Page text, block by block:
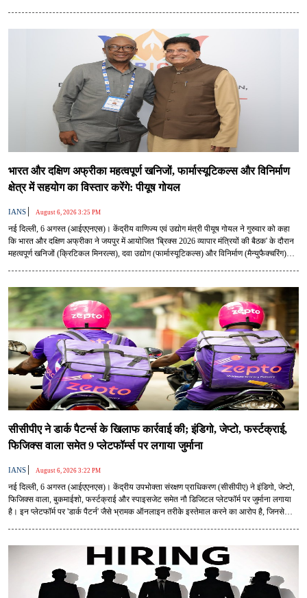
भारत और दक्षिण अफ्रीका महत्वपूर्ण खनिजों, फार्मास्यूटिकल्स और विनिर्माण
क्षेत्र में सहयोग का विस्तार करेंगे: पीयूष गोयल
IANS | August 6, 2026 3:25 PM
नई दिल्ली, 6 अगस्त (आईएएनएस)। केंद्रीय वाणिज्य एवं उद्योग मंत्री पीयूष गोयल ने गुरुवार को कहा
कि भारत और दक्षिण अफ्रीका ने जयपुर में आयोजित 'ब्रिक्स 2026 व्यापार मंत्रियों की बैठक' के दौरान
महत्वपूर्ण खनिजों (क्रिटिकल मिनरल्स), दवा उद्योग (फार्मास्यूटिकल्स) और विनिर्माण (मैन्युफैक्चरिंग)
सीसीपीए ने डार्क पैटर्न्स के खिलाफ कार्रवाई की; इंडिगो, जेप्टो, फर्स्टक्राई,
फिजिक्स वाला समेत 9 प्लेटफॉर्म्स पर लगाया जुर्माना
IANS | August 6, 2026 3:22 PM
नई दिल्ली, 6 अगस्त (आईएएनएस)। केंद्रीय उपभोक्ता संरक्षण प्राधिकरण (सीसीपीए) ने इंडिगो, जेप्टो,
फिजिक्स वाला, बुकमाईशो, फर्स्टक्राई और स्पाइसजेट समेत नौ डिजिटल प्लेटफॉर्म पर जुर्माना लगाया
है। इन प्लेटफॉर्म पर 'डार्क पैटर्न' जैसे भ्रामक ऑनलाइन तरीके इस्तेमाल करने का आरोप है, जिनसे